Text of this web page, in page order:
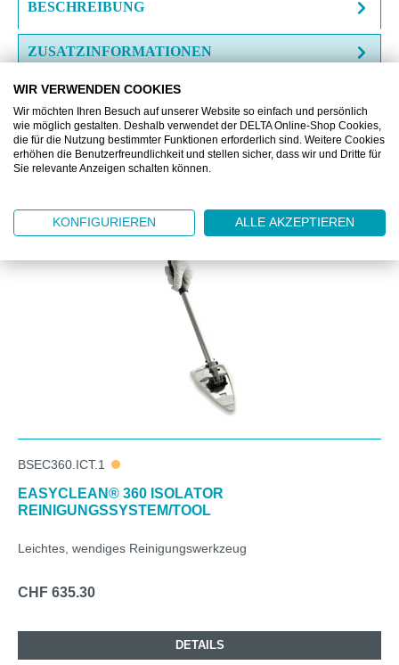
BESCHREIBUNG
ZUSATZINFORMATIONEN
DOWNLOAD
Zubehör
BSEC360.ICT.1
EASYCLEAN® 360 ISOLATOR
REINIGUNGSSYSTEM/TOOL
Leichtes, wendiges Reinigungswerkzeug
CHF 635.30
DETAILS
WIR VERWENDEN COOKIES
Wir möchten Ihren Besuch auf unserer Website so einfach und persönlich
wie möglich gestalten. Deshalb verwendet der DELTA Online-Shop Cookies,
die für die Nutzung bestimmter Funktionen erforderlich sind. Weitere Cookies
erhöhen die Benutzerfreundlichkeit und stellen sicher, dass wir und Dritte für
Sie relevante Anzeigen schalten können.
KONFIGURIEREN ALLE AKZEPTIEREN